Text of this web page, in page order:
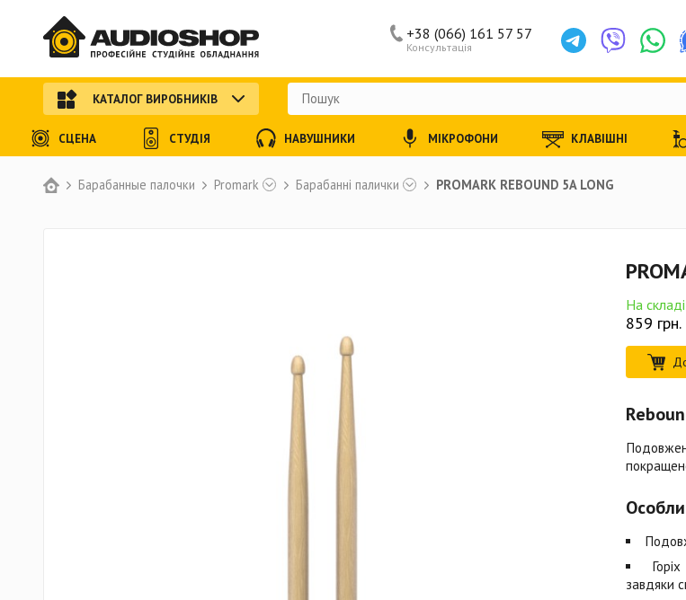
Барабанные палочки Promark Барабанні палички PROMARK REBOUND 5A LONG
На складі
859 грн.
завдяки
Консультація
+38 (066) 161 57 57
КАТАЛОГ ВИРОБНИКІВ
СЦЕНА СТУДІЯ НАВУШНИКИ МІКРОФОНИ КЛАВІШНІ